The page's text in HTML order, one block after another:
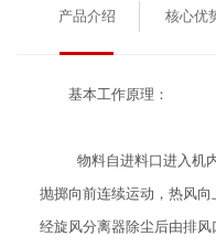
产品介绍 核心优
基本工作原理：
物料自进料口进入机
抛掷向前连续运动，热风
经旋风分离器除尘后由排风